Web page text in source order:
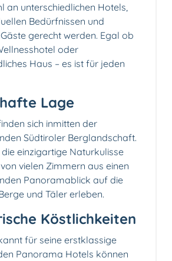
an unterschiedlichen Hotels,
Bedürfnissen und
gerecht werden. Egal ob
oder
Haus – es ist für jeden
Lage
sich inmitten der
Südtiroler Berglandschaft.
einzigartige Naturkulisse
vielen Zimmern aus einen
Panoramablick auf die
und Täler erleben.
Köstlichkeiten
für seine erstklassige
Panorama Hotels können